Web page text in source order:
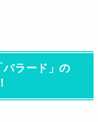
ラード」の